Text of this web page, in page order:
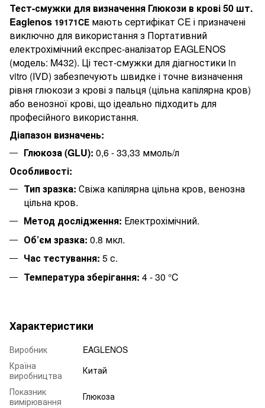
Тест-смужки для визначення Глюкози в крові 50 шт.
Eaglenos 19171CE мають сертифікат CE і призначені
виключно для використання з Портативний
електрохімічний експрес-аналізатор EAGLENOS
(модель: M432). Ці тест-смужки для діагностики in
vitro (IVD) забезпечують швидке і точне визначення
рівня глюкози з крові з пальця (цільна капілярна кров)
або венозної крові, що ідеально підходить для
професійного використання.
Діапазон визначень:
Глюкоза (GLU): 0,6 - 33,33 ммоль/л
Особливості:
Тип зразка: Свіжа капілярна цільна кров, венозна
цільна кров.
Метод дослідження: Електрохімічний.
Об’єм зразка: 0.8 мкл.
Час тестування: 5 с.
Температура зберігання: 4 - 30 °C
Характеристики
Виробник
EAGLENOS
Країна
виробництва
Китай
Показник
вимірювання
Глюкоза